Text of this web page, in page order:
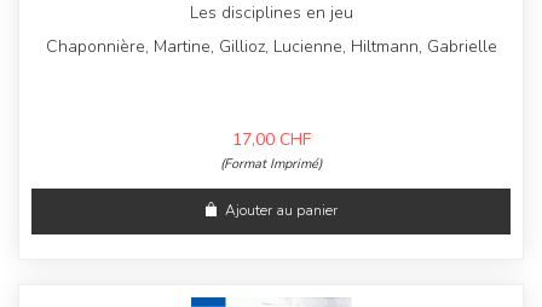
Les disciplines en jeu
Chaponnière, Martine, Gillioz, Lucienne, Hiltmann, Gabrielle
17,00 CHF
(Format Imprimé)
Ajouter au panier